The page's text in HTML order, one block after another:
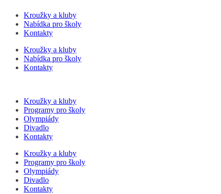
Kroužky a kluby
Nabídka pro školy
Kontakty
Kroužky a kluby
Nabídka pro školy
Kontakty
Kroužky a kluby
Programy pro školy
Olympiády
Divadlo
Kontakty
Kroužky a kluby
Programy pro školy
Olympiády
Divadlo
Kontakty